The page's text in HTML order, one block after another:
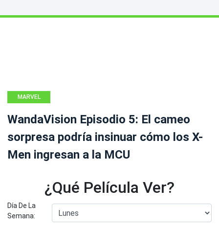
MARVEL
WandaVision Episodio 5: El cameo
sorpresa podría insinuar cómo los X-
Men ingresan a la MCU
¿Qué Película Ver?
Día De La
Semana: